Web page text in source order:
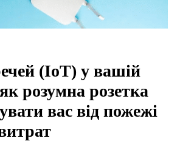
(IoT) у вашій
розумна розетка
вас від пожежі